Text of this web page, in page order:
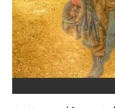
ונכה צה"ל שהצית עצמו
יום הזיכרון לחללי
הטראגיים